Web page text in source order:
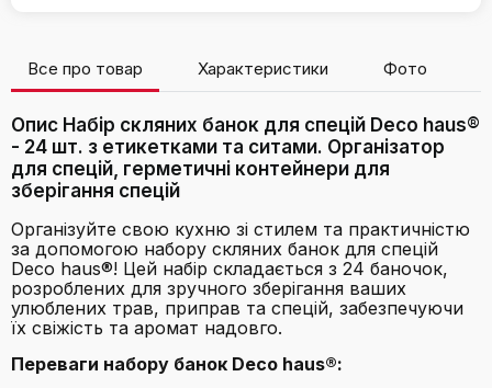
Все про товар Характеристики Фото
Опис Набір скляних банок для спецій Deco haus®
- 24 шт. з етикетками та ситами. Організатор
для спецій, герметичні контейнери для
зберігання спецій
Організуйте свою кухню зі стилем та практичністю
за допомогою набору скляних банок для спецій
Deco haus®! Цей набір складається з 24 баночок,
розроблених для зручного зберігання ваших
улюблених трав, приправ та спецій, забезпечуючи
їх свіжість та аромат надовго.
Переваги набору банок Deco haus®: